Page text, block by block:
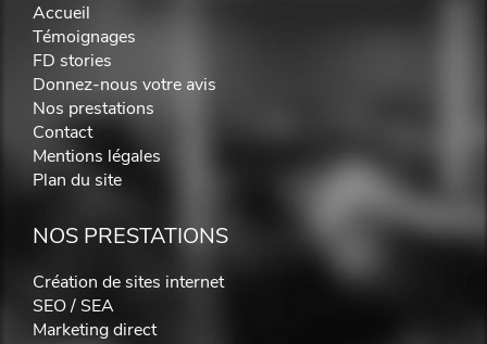
Accueil
Témoignages
FD stories
Donnez-nous votre avis
Nos prestations
Contact
Mentions légales
Plan du site
NOS PRESTATIONS
Création de sites internet
SEO / SEA
Marketing direct